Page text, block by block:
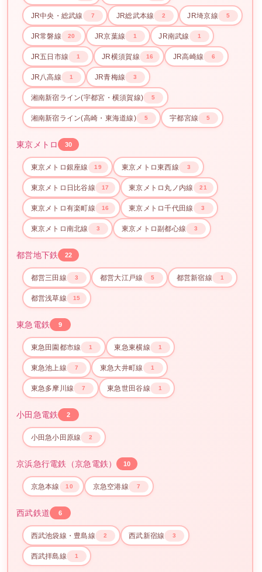
JR中央・総武線 7 JR総武本線 2 JR埼京線 5
JR常磐線 20 JR京葉線 1 JR南武線 1
JR五日市線 1 JR横須賀線 16 JR高崎線 6
JR八高線 1 JR青梅線 3
湘南新宿ライン(宇都宮・横須賀線) 5
湘南新宿ライン(高崎・東海道線) 5 宇都宮線 5
東京メトロ 30
東京メトロ銀座線 19 東京メトロ東西線 3
東京メトロ日比谷線 17 東京メトロ丸ノ内線 21
東京メトロ有楽町線 16 東京メトロ千代田線 3
東京メトロ南北線 3 東京メトロ副都心線 3
都営地下鉄 22
都営三田線 3 都営大江戸線 5 都営新宿線 1
都営浅草線 15
東急電鉄 9
東急田園都市線 1 東急東横線 1
東急池上線 7 東急大井町線 1
東急多摩川線 7 東急世田谷線 1
小田急電鉄 2
小田急小田原線 2
京浜急行電鉄（京急電鉄） 10
京急本線 10 京急空港線 7
西武鉄道 6
西武池袋線・豊島線 2 西武新宿線 3
西武拝島線 1